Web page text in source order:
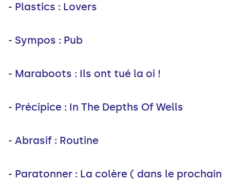
- Plastics : Lovers
- Sympos : Pub
- Maraboots : Ils ont tué la oi !
- Précipice : In The Depths Of Wells
- Abrasif : Routine
- Paratonner : La colère ( dans le prochain